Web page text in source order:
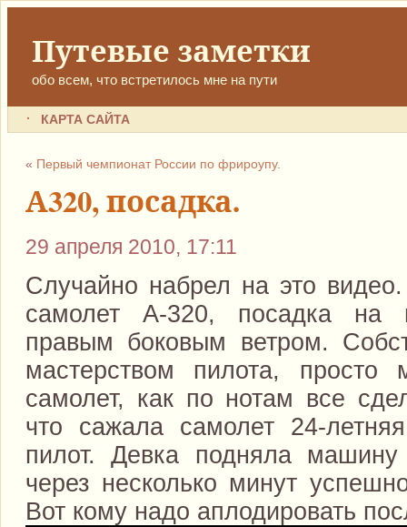
Путевые заметки
обо всем, что встретилось мне на пути
КАРТА САЙТА
« Первый чемпионат России по фрироупу.
А320, посадка.
29 апреля 2010, 17:11
Случайно набрел на это
самолет А-320, посадка на
правым боковым ветром.
мастерством пилота, просто
самолет, как по нотам все
что сажала самолет 24-
пилот. Девка подняла
через несколько минут
Вот кому надо аплодировать